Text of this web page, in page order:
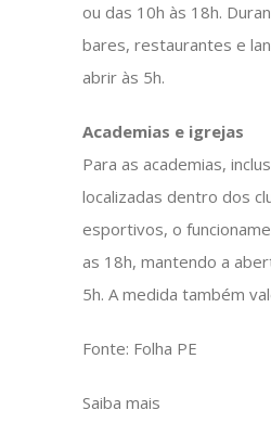
ou das 10h às 18h.
bares, restaurantes e
abrir às 5h.
Academias e igrejas
Para as academias,
localizadas dentro dos
esportivos, o
as 18h, mantendo a
5h. A medida também
Fonte: Folha PE
Saiba mais